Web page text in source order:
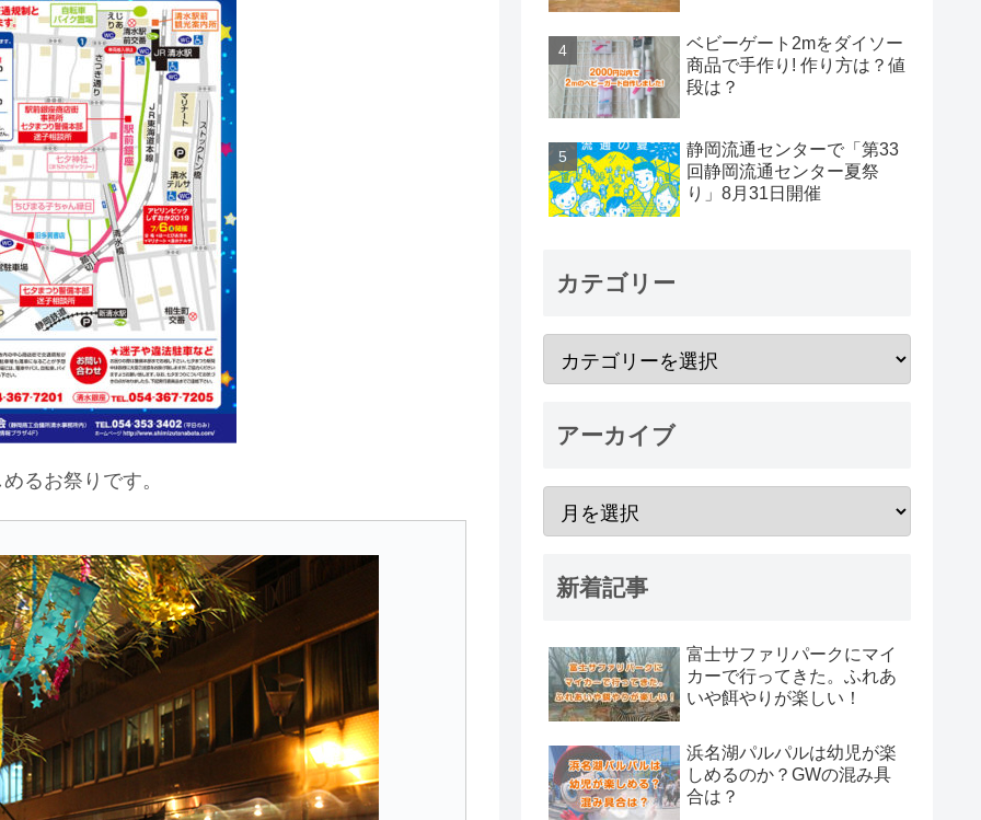
るお祭りです。
ベビーゲート2mをダイソー
商品で手作り! 作り方は？値
段は？
静岡流通センターで「第33
回静岡流通センター夏祭
り」8月31日開催
カテゴリー
アーカイブ
新着記事
富士サファリパークにマイ
カーで行ってきた。ふれあ
いや餌やりが楽しい！
浜名湖パルパルは幼児が楽
しめるのか？GWの混み具
合は？